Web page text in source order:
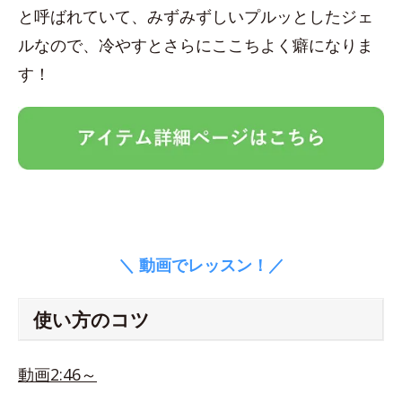
と呼ばれていて、みずみずしいプルッとしたジェ
ルなので、冷やすとさらにここちよく癖になりま
す！
＼ 動画でレッスン！／
使い方のコツ
動画2:46～